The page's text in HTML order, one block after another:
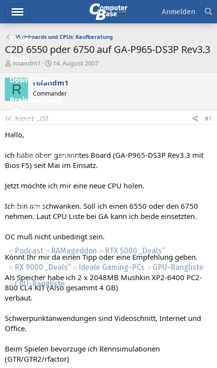
Ticker
Tests
Downloads
Preisvergleich
Forum
Aktuelles
Empfohlene Inhalte
Neueste Aktivitäten
Leserartikel
Podcast RAMageddon
RTX 5000 „Deals“
RX 9000 „Deals“
Ideale Gaming-PCs
GPU-Rangliste
CPU-Rangliste
Anmelden
Mainboards und CPUs: Kaufberatung
C2D 6550 pder 6750 auf GA-P965-DS3P Rev3.3
E
s
t
e
e
r
rolandm1
E
s
e
t
14. August 2007
R rolandm1
Commander
14. August 2007 #1
Hallo,
ich habe oben genanntes Board (GA-P965-DS3P Rev3.3 mit
Bios F5) seit Mai im Einsatz.
Jetzt möchte ich mir eine neue CPU holen.
Ich bin am schwanken. Soll ich einen 6550 oder den 6750
nehmen. Laut CPU Liste bei GA kann ich beide einsetzten.
OC muß nicht unbedingt sein.
Könnt Ihr mir da einen Tipp oder eine Empfehlung geben.
Als Speicher habe ich 2 x 2048MB Mushkin XP2-6400 PC2-
800 CL4 KIT (Also gesammt 4 GB)
verbaut.
Schwerpunktanwendungen sind Videoschnitt, Internet und
Office.
Beim Spielen bevorzuge ich Rennsimulationen
(GTR/GTR2/rfactor)